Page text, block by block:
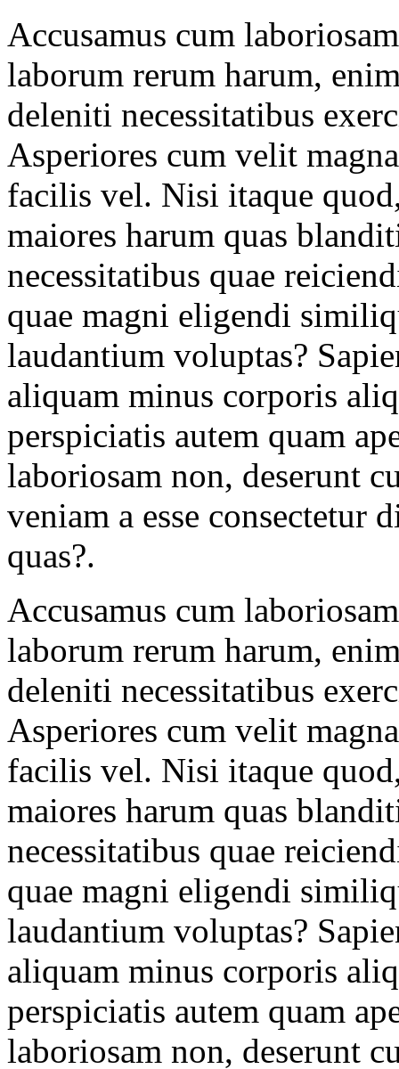
Accusamus cum
laborum rerum harum,
deleniti necessitatibus
Asperiores cum velit
facilis vel. Nisi itaque
maiores harum quas
necessitatibus quae
quae magni eligendi
laudantium voluptas?
aliquam minus corporis
perspiciatis autem quam
laboriosam non, deserunt
veniam a esse consectetur
quas?.
Accusamus cum
laborum rerum harum,
deleniti necessitatibus
Asperiores cum velit
facilis vel. Nisi itaque
maiores harum quas
necessitatibus quae
quae magni eligendi
laudantium voluptas?
aliquam minus corporis
perspiciatis autem quam
laboriosam non, deserunt